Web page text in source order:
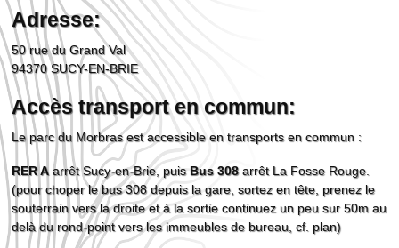
Adresse:
50 rue du Grand Val
94370 SUCY-EN-BRIE
Accès transport en commun:
Le parc du Morbras est accessible en transports en commun :
RER A arrêt Sucy-en-Brie, puisBus 308arrêt La Fosse Rouge.
(pour choper le bus 308 depuis la gare, sortez en tête, prenez le
souterrain vers la droite et à la sortie continuez un peu sur 50m au
delà du rond-point vers les immeubles de bureau, cf. plan)